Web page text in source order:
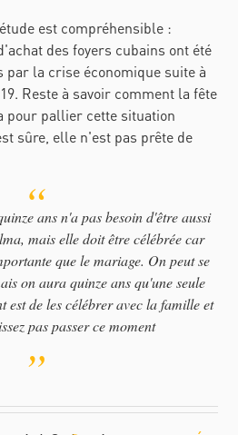
est compréhensible :
des foyers cubains ont été
la crise économique suite à
Reste à savoir comment la fête
pour pallier cette situation
sûre, elle n'est pas prête de
ans n'a pas besoin d'être aussi
mais elle doit être célébrée car
que le mariage. On peut se
on aura quinze ans qu'une seule
de les célébrer avec la famille et
pas passer ce moment